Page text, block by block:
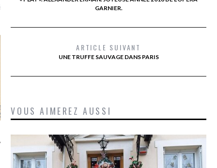
je ne parle presque que
GARNIER.
ARTICLE SUIVANT
UNE TRUFFE SAUVAGE DANS PARIS
VOUS AIMEREZ AUSSI